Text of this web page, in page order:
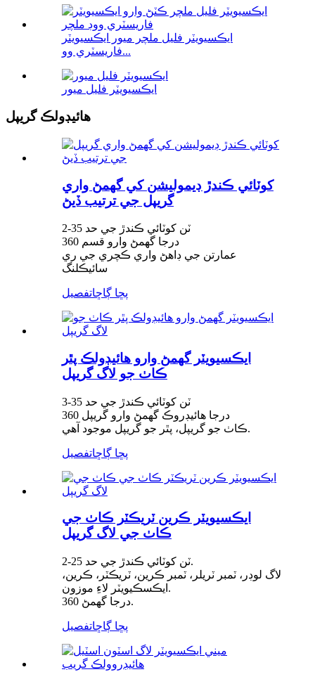
ايڪسيويٽر فليل ملچر ميور ايڪسيويٽر
فاريسٽري وو...
ايڪسيويٽر فليل ميور
هائيڊولڪ گريپل
کوٽائي ڪندڙ ڊيموليشن کي گھمڻ واري
گريپل جي ترتيب ڏيڻ
2-35 ٽن کوٽائي ڪندڙ جي حد
360 درجا گھمڻ وارو قسم
عمارتن جي ڊاهڻ واري ڪچري جي ري
سائيڪلنگ
پڇا ڳاڇاتفصيل
ايڪسيويٽر گھمڻ وارو هائيڊولڪ پٿر
ڪاٺ جو لاگ گريپل
3-35 ٽن کوٽائي ڪندڙ جي حد
360 درجا هائيڊروڪ گھمڻ وارو گريپل
ڪاٺ جو گريپل، پٿر جو گريپل موجود آهي.
پڇا ڳاڇاتفصيل
ايڪسيويٽر ڪرين ٽريڪٽر ڪاٺ جي
ڪاٺ جي لاگ گريپل
2-25 ٽن کوٽائي ڪندڙ جي حد.
لاگ لوڊر، ٽمبر ٽريلر، ٽمبر ڪرين، ٽريڪٽر، ڪرين،
ايڪسڪيويٽر لاءِ موزون.
360 درجا گھمڻ.
پڇا ڳاڇاتفصيل